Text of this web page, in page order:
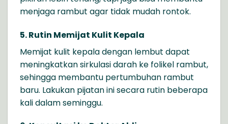
menjaga rambut agar tidak mudah rontok.
5. Rutin Memijat Kulit Kepala
Memijat kulit kepala dengan lembut dapat
meningkatkan sirkulasi darah ke folikel rambut,
sehingga membantu pertumbuhan rambut
baru. Lakukan pijatan ini secara rutin beberapa
kali dalam seminggu.